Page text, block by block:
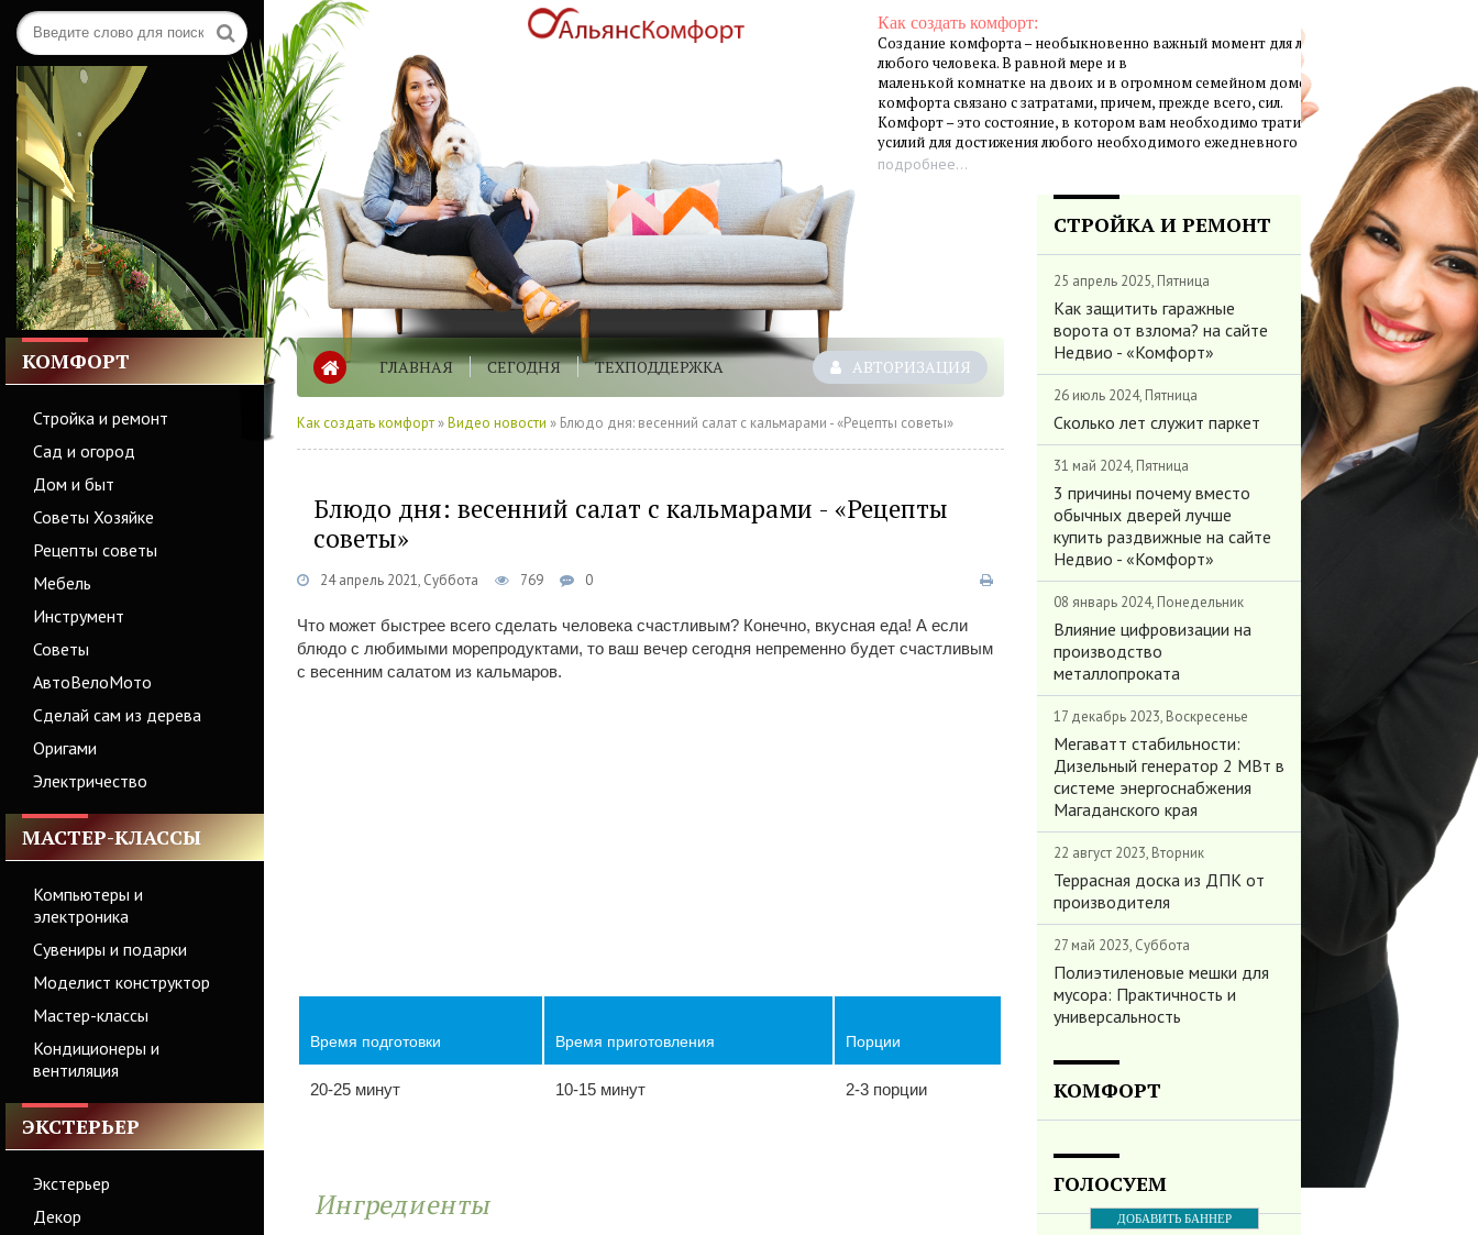
Как создать комфорт:
Создание комфорта – необыкновенно важный момент для личной жизни
любого человека. В равной мере и в
маленькой комнатке на двоих и в огромном семейном доме создание
комфорта связано с затратами, причем, прежде всего, сил.
Комфорт – это состояние, в котором вам необходимо тратить минимум
усилий для достижения любого необходимого ежедневного результата.
подробнее...
КОМФОРТ
Стройка и ремонт
Сад и огород
Дом и быт
Советы Хозяйке
Рецепты советы
Мебель
Инструмент
Советы
АвтоВелоМото
Сделай сам из дерева
Оригами
Электричество
МАСТЕР-КЛАССЫ
Компьютеры и
электроника
Сувениры и подарки
Моделист конструктор
Мастер-классы
Кондиционеры и
вентиляция
ЭКСТЕРЬЕР
Экстерьер
Декор
ГЛАВНАЯ СЕГОДНЯ ТЕХПОДДЕРЖКА АВТОРИЗАЦИЯ
Как создать комфорт »Видео новости » Блюдо дня: весенний салат с кальмарами - «Рецепты советы»
Блюдо дня: весенний салат с кальмарами - «Рецепты
советы»
24 апрель 2021, Суббота 769 0
Что может быстрее всего сделать человека счастливым? Конечно, вкусная еда! А если
блюдо с любимыми морепродуктами, то ваш вечер сегодня непременно будет счастливым
с весенним салатом из кальмаров.
Время подготовки Время приготовления Порции
20-25 минут 10-15 минут 2-3 порции
Ингредиенты
СТРОЙКА И РЕМОНТ
25 апрель 2025, Пятница
Как защитить гаражные
ворота от взлома? на сайте
Недвио - «Комфорт»
26 июль 2024, Пятница
Сколько лет служит паркет
31 май 2024, Пятница
3 причины почему вместо
обычных дверей лучше
купить раздвижные на сайте
Недвио - «Комфорт»
08 январь 2024, Понедельник
Влияние цифровизации на
производство
металлопроката
17 декабрь 2023, Воскресенье
Мегаватт стабильности:
Дизельный генератор 2 МВт в
системе энергоснабжения
Магаданского края
22 август 2023, Вторник
Террасная доска из ДПК от
производителя
27 май 2023, Суббота
Полиэтиленовые мешки для
мусора: Практичность и
универсальность
КОМФОРТ
ГОЛОСУЕМ
ДОБАВИТЬ БАННЕР